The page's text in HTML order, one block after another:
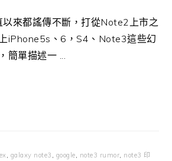
來都謠傳不斷，打從Note2上市之
iPhone5s、6，S4、Note3這些幻
簡單描述一 ...
, galaxy note3 , google, note3 rumor, note3 印